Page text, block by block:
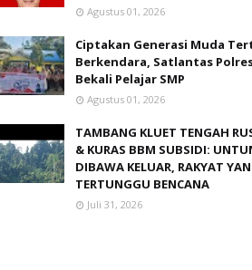
Agustus 01, 2026
Ciptakan Generasi Muda
Berkendara, Satlantas
Bekali Pelajar SMP
Agustus 01, 2026
TAMBANG KLUET TENGAH
& KURAS BBM SUBSIDI:
DIBAWA KELUAR, RAKYAT
TERTUNGGU BENCANA
Juli 31, 2026